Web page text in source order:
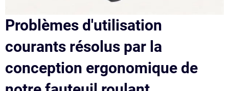
Problèmes d'utilisation
courants résolus par la
conception ergonomique de